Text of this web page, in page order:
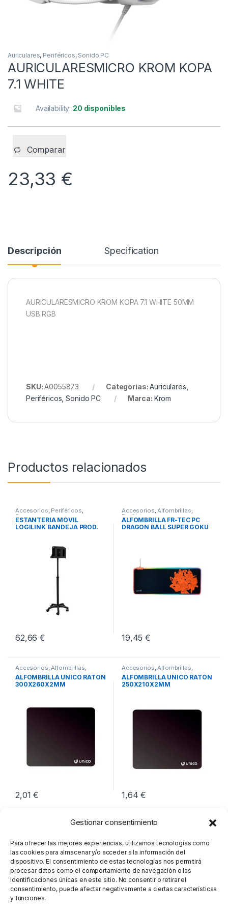
Gestionar consentimiento
Para ofrecer las mejores experiencias, utilizamos tecnologías como
las cookies para almacenar y/o acceder a la información del
dispositivo. El consentimiento de estas tecnologías nos permitirá
procesar datos como el comportamiento de navegación o las
identificaciones únicas en este sitio. No consentir o retirar el
consentimiento, puede afectar negativamente a ciertas características
y funciones.
Auriculares, Periféricos, Sonido PC
AURICULARESMICRO KROM KOPA
7.1 WHITE
Availability: 20 disponibles
Comparar
23,33 €
Descripción Specification
AURICULARESMICRO KROM KOPA 7.1 WHITE 50MM
USB RGB
SKU:A0055873 Categorías:Auriculares
Periféricos ,Sonido PC Marca: Krom
Productos relacionados
Accesorios, Periféricos,
Soportes
ESTANTERIA MÓVIL
LOGILINK BANDEJA PROD.
62,66€
Accesorios,Alfombrillas,
Periféricos
ALFOMBRILLA FR-TEC PC
DRAGON BALL SUPER GOKU
19,45€
Accesorios,Alfombrillas,
Periféricos
ALFOMBRILLA UNICO RATON
300X260X2MM
2,01€
Accesorios,Alfombrillas,
Periféricos
ALFOMBRILLA UNICO RATON
250X210X2MM
1,64€